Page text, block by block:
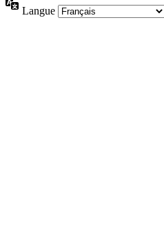
Langue